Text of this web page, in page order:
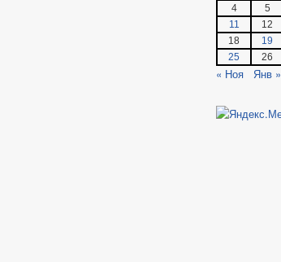
4
5
11
12
18
19
25
26
« Ноя Янв »